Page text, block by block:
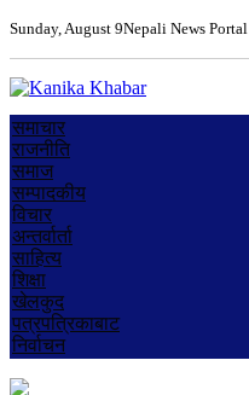
Sunday, August 9Nepali News Portal
समाचार
राजनीति
समाज
सम्पादकीय
विचार
अन्तर्वार्ता
साहित्य
शिक्षा
खेलकुद
पत्रपत्रिकाबाट
निर्वाचन